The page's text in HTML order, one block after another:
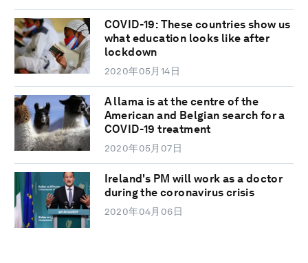
COVID-19: These countries show us
what education looks like after
lockdown
2020年05月14日
A llama is at the centre of the
American and Belgian search for a
COVID-19 treatment
2020年05月07日
Ireland's PM will work as a doctor
during the coronavirus crisis
2020年04月06日